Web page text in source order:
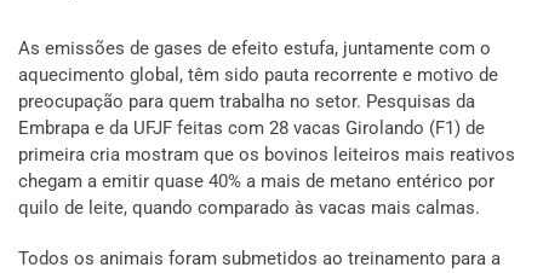
As emissões de gases de efeito estufa, juntamente com o
aquecimento global, têm sido pauta recorrente e motivo de
preocupação para quem trabalha no setor. Pesquisas da
Embrapa e da UFJF feitas com 28 vacas Girolando (F1) de
primeira cria mostram que os bovinos leiteiros mais reativos
chegam a emitir quase 40% a mais de metano entérico por
quilo de leite, quando comparado às vacas mais calmas.
Todos os animais foram submetidos ao treinamento para a